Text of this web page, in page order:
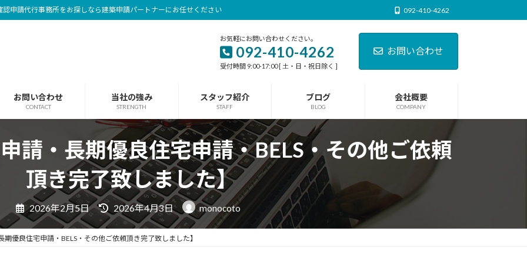
申請代行事務所をお探しなら建築申請パートナーにお任せください 092-410-4262
お気軽にお問い合わせください。
092-410-4262
受付時間 9:00-17:00 [ 土・日・祝日除く ]
お問い合わせ
お問い合わせ
CONTACT
当社の強み
STRENGTH
スタッフ紹介
STAFF
ブログ
BLOG
会社概要
COMPANY
請・長期優良住宅申請・BELS・その他ご依頼
頂き完了致しました】
2026年2月5日
最
終
更
新
日
2026年4月3日 monocoto
優良住宅申請・BELS・その他ご依頼頂き完了致しました】